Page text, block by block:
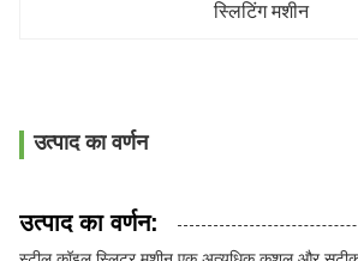
स्लिटिंग मशीन
उत्पाद का वर्णन
उत्पाद का वर्णन: